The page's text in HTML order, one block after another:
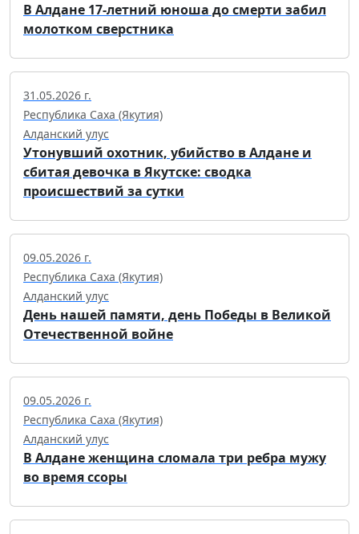
В Алдане 17-летний юноша до смерти забил
молотком сверстника
31.05.2026 г.
Республика Саха (Якутия)
Алданский улус
Утонувший охотник, убийство в Алдане и
сбитая девочка в Якутске: сводка
происшествий за сутки
09.05.2026 г.
Республика Саха (Якутия)
Алданский улус
День нашей памяти, день Победы в Великой
Отечественной войне
09.05.2026 г.
Республика Саха (Якутия)
Алданский улус
В Алдане женщина сломала три ребра мужу
во время ссоры